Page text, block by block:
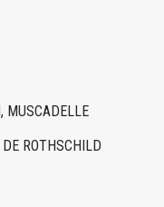
MUSCADELLE
ROTHSCHILD